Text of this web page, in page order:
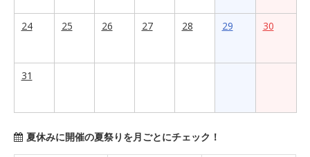
24 25 26 27 28 29 30
31
夏休みに開催の夏祭りを月ごとにチェック！